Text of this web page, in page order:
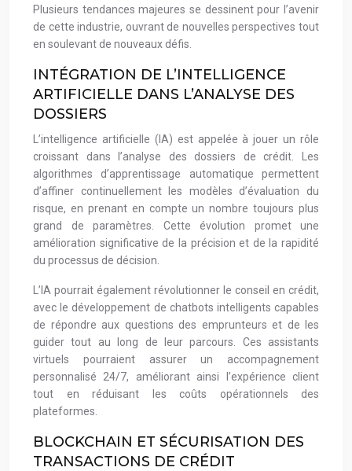
Plusieurs tendances majeures se dessinent pour l’avenir
de cette industrie, ouvrant de nouvelles perspectives tout
en soulevant de nouveaux défis.
INTÉGRATION DE L’INTELLIGENCE
ARTIFICIELLE DANS L’ANALYSE DES
DOSSIERS
L’intelligence artificielle (IA) est appelée à jouer un rôle
croissant dans l’analyse des dossiers de crédit. Les
algorithmes d’apprentissage automatique permettent
d’affiner continuellement les modèles d’évaluation du
risque, en prenant en compte un nombre toujours plus
grand de paramètres. Cette évolution promet une
amélioration significative de la précision et de la rapidité
du processus de décision.
L’IA pourrait également révolutionner le conseil en crédit,
avec le développement de chatbots intelligents capables
de répondre aux questions des emprunteurs et de les
guider tout au long de leur parcours. Ces assistants
virtuels pourraient assurer un accompagnement
personnalisé 24/7, améliorant ainsi l’expérience client
tout en réduisant les coûts opérationnels des
plateformes.
BLOCKCHAIN ET SÉCURISATION DES
TRANSACTIONS DE CRÉDIT